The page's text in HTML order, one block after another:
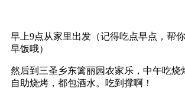
早上9点从家里出发（记得吃点早点，帮
早饭哦）
然后到三圣乡东篱丽园农家乐，中午吃烧
自助烧烤，都包酒水。吃到撑啊！